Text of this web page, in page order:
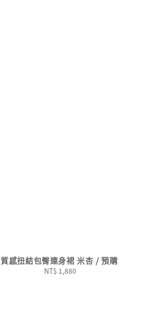
質感扭結包臀連身裙 米杏 / 預購
Regular
NT$ 1,880